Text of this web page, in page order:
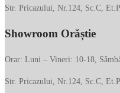
Str. Pricazului, Nr.124, Sc.C,
Showroom Orăștie
Orar: Luni – Vineri: 10-18,
Str. Pricazului, Nr.124, Sc.C,